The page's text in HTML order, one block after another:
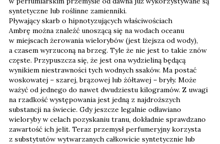
syntetyczne lub roślinne zamienniki.
Pływający skarb o hipnotyzujących właściwościach
Ambrę można znaleźć unoszącą się na wodach oceanu
w miejscach żerowania wielorybów (jest lżejsza od wody),
a czasem wyrzuconą na brzeg. Tyle że nie jest to takie znów
częste. Przypuszcza się, że jest ona wydzieliną będącą
wynikiem niestrawności tych wodnych ssaków. Ma postać
woskowatej – szarej, brązowej lub żółtawej – bryły. Może
ważyć od jednego do nawet dwudziestu kilogramów. Z uwagi
na rzadkość występowania jest jedną z najdroższych
substancji na świecie. Gdy jeszcze legalnie odławiano
wieloryby w celach pozyskaniu tranu, dokładnie sprawdzano
zawartość ich jelit. Teraz przemysł perfumeryjny korzysta
z substytutów wytwarzanych całkowicie syntetycznie lub